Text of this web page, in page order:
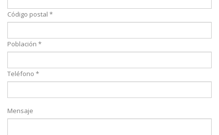
Código postal *
Población *
Teléfono *
Mensaje